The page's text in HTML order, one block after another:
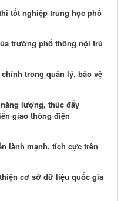
tốt nghiệp trung học phổ
trường phổ thông nội trú
trong quản lý, bảo vệ
lượng, thúc đẩy
giao thông điện
lành mạnh, tích cực trên
cơ sở dữ liệu quốc gia